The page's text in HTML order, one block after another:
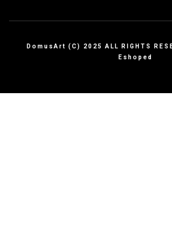
DomusArt (C) 2025 ALL RIGHTS
Eshoped